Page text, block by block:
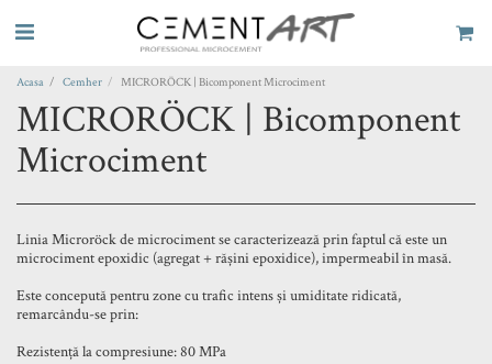
Acasa Cemher MICRORÖCK | Bicomponent Microciment
MICRORÖCK | Bicomponent
Microciment
Linia Microröck de microciment se caracterizează prin faptul că este un
microciment epoxidic (agregat + rășini epoxidice), impermeabil în masă.
Este concepută pentru zone cu trafic intens și umiditate ridicată,
remarcându-se prin:
Rezistență la compresiune: 80 MPa